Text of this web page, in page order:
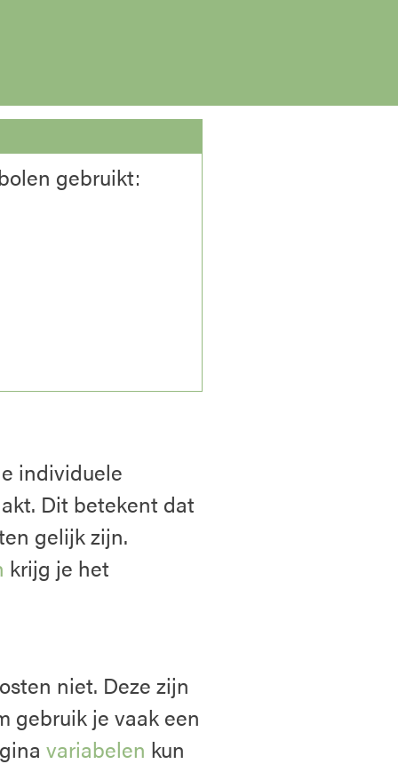
gebruikt:
individuele
Dit betekent dat
gelijk zijn.
krijg je het
niet. Deze zijn
gebruik je vaak een
variabelen kun